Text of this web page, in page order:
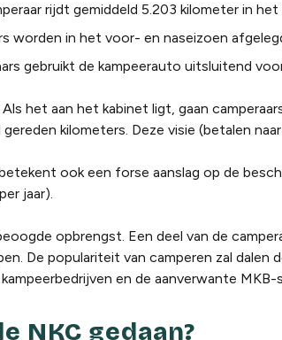
rijdt gemiddeld 5.203 kilometer in het
worden in het voor- en naseizoen
gebruikt de kampeerauto uitsluitend
het aan het kabinet ligt, gaan
kilometers. Deze visie (betalen
ook een forse aanslag op de
jaar).
opbrengst. Een deel van de
De populariteit van camperen zal
en de aanverwante MKB-
NKC gedaan?